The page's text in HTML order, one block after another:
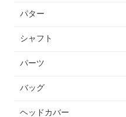
パター
シャフト
パーツ
バッグ
ヘッドカバー